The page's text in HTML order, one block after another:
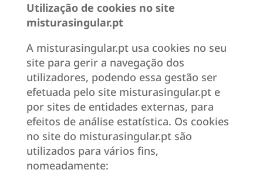
Utilização de cookies no site
misturasingular.pt
A misturasingular.pt usa cookies no seu
site para gerir a navegação dos
utilizadores, podendo essa gestão ser
efetuada pelo site misturasingular.pt e
por sites de entidades externas, para
efeitos de análise estatística. Os cookies
no site do misturasingular.pt são
utilizados para vários fins,
nomeadamente: